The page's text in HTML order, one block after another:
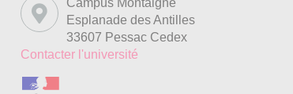
Campus Montaigne
Esplanade des Antilles
33607 Pessac Cedex
Contacter l'université